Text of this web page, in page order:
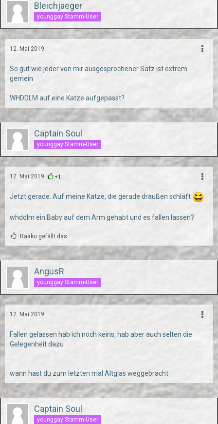
Bleichjaeger
younggay Stamm-User
12. Mai 2019
So gut wie jeder von mir ausgesprochener Satz ist extrem
gemein
WHDDLM auf eine Katze aufgepasst?
Captain Soul
younggay Stamm-User
12. Mai 2019 +1
Jetzt gerade. Auf meine Katze, die gerade draußen schläft
whddlm ein Baby auf dem Arm gehabt und es fallen lassen?
Raaku gefällt das.
AngusR
younggay Stamm-User
12. Mai 2019
Fallen gelassen hab ich noch keins, hab aber auch selten die
Gelegenheit dazu
wann hast du zum letzten mal Altglas weggebracht
Captain Soul
younggay Stamm-User